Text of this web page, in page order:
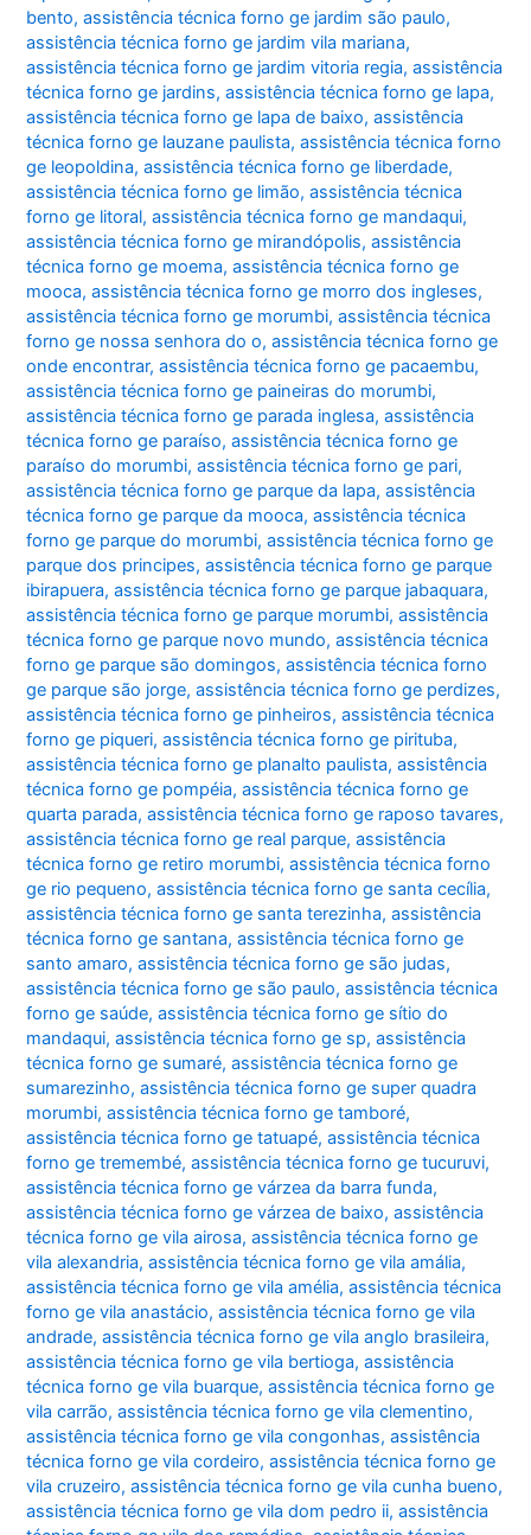
bento,assistência técnica forno ge jardim são paulo,
assistência técnica forno ge jardim vila mariana,
assistência técnica forno ge jardim vitoria regia,assistência
técnica forno ge jardins,assistência técnica forno ge lapa,
assistência técnica forno ge lapa de baixo,assistência
técnica forno ge lauzane paulista,assistência técnica forno
ge leopoldina,assistência técnica forno ge liberdade,
assistência técnica forno ge limão,assistência técnica
forno ge litoral,assistência técnica forno ge mandaqui,
assistência técnica forno ge mirandópolis,assistência
técnica forno ge moema,assistência técnica forno ge
mooca,assistência técnica forno ge morro dos ingleses,
assistência técnica forno ge morumbi,assistência técnica
forno ge nossa senhora do o,assistência técnica forno ge
onde encontrar,assistência técnica forno ge pacaembu,
assistência técnica forno ge paineiras do morumbi,
assistência técnica forno ge parada inglesa,assistência
técnica forno ge paraíso,assistência técnica forno ge
paraíso do morumbi,assistência técnica forno ge pari,
assistência técnica forno ge parque da lapa,assistência
técnica forno ge parque da mooca,assistência técnica
forno ge parque do morumbi,assistência técnica forno ge
parque dos principes,assistência técnica forno ge parque
ibirapuera,assistência técnica forno ge parque jabaquara,
assistência técnica forno ge parque morumbi,assistência
técnica forno ge parque novo mundo,assistência técnica
forno ge parque são domingos,assistência técnica forno
ge parque são jorge,assistência técnica forno ge perdizes,
assistência técnica forno ge pinheiros,assistência técnica
forno ge piqueri,assistência técnica forno ge pirituba,
assistência técnica forno ge planalto paulista,assistência
técnica forno ge pompéia,assistência técnica forno ge
quarta parada,assistência técnica forno ge raposo tavares,
assistência técnica forno ge real parque,assistência
técnica forno ge retiro morumbi,assistência técnica forno
ge rio pequeno,assistência técnica forno ge santa cecília,
assistência técnica forno ge santa terezinha,assistência
técnica forno ge santana,assistência técnica forno ge
santo amaro,assistência técnica forno ge são judas,
assistência técnica forno ge são paulo,assistência técnica
forno ge saúde,assistência técnica forno ge sítio do
mandaqui,assistência técnica forno ge sp,assistência
técnica forno ge sumaré,assistência técnica forno ge
sumarezinho,assistência técnica forno ge super quadra
morumbi,assistência técnica forno ge tamboré,
assistência técnica forno ge tatuapé,assistência técnica
forno ge tremembé,assistência técnica forno ge tucuruvi,
assistência técnica forno ge várzea da barra funda,
assistência técnica forno ge várzea de baixo,assistência
técnica forno ge vila airosa,assistência técnica forno ge
vila alexandria,assistência técnica forno ge vila amália,
assistência técnica forno ge vila amélia,assistência técnica
forno ge vila anastácio,assistência técnica forno ge vila
andrade,assistência técnica forno ge vila anglo brasileira,
assistência técnica forno ge vila bertioga,assistência
técnica forno ge vila buarque,assistência técnica forno ge
vila carrão,assistência técnica forno ge vila clementino,
assistência técnica forno ge vila congonhas,assistência
técnica forno ge vila cordeiro,assistência técnica forno ge
vila cruzeiro,assistência técnica forno ge vila cunha bueno,
assistência técnica forno ge vila dom pedro ii,assistência